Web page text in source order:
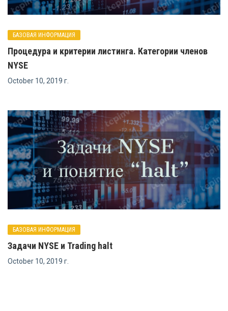
БАЗОВАЯ ИНФОРМАЦИЯ
Процедура и критерии листинга. Категории членов
NYSE
October 10, 2019 г.
БАЗОВАЯ ИНФОРМАЦИЯ
Задачи NYSE и Trading halt
October 10, 2019 г.